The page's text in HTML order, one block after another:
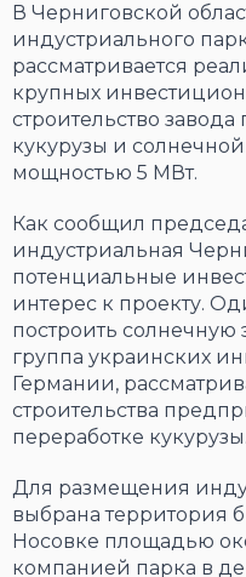
В Черниговской
индустриального
рассматривается
крупных
строительство
кукурузы и
мощностью 5 МВт.
Как сообщил
индустриальная
потенциальные
интерес к проекту.
построить солнечную
группа украинских
Германии,
строительства
переработке кукурузы.
Для размещения
выбрана территория
Носовке площадью
компанией парка в